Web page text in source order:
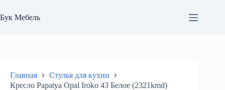
к
сути
Бук Мебель
Главная
Стулья для кухни
Кресло Papatya Opal Iroko 43 Белое (2321kmd)